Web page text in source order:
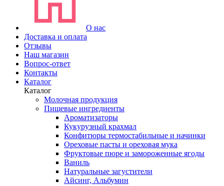
О нас
Доставка и оплата
Отзывы
Наш магазин
Вопрос-ответ
Контакты
Каталог
Каталог
Молочная продукция
Пищевые ингредиенты
Ароматизаторы
Кукурузный крахмал
Конфитюры термостабильные и начинки
Ореховые пасты и ореховая мука
Фруктовые пюре и замороженные ягоды
Ваниль
Натуральные загустители
Айсинг, Альбумин